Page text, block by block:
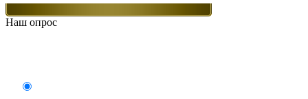
Наш опрос